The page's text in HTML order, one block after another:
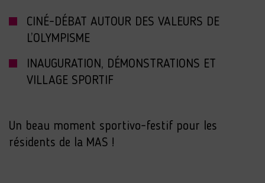
CINÉ-DÉBAT AUTOUR DES VALEURS DE
L’OLYMPISME
INAUGURATION, DÉMONSTRATIONS ET
VILLAGE SPORTIF
Un beau moment sportivo-festif pour les
résidents de la MAS !